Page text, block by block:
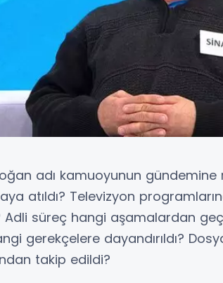
adı kamuoyunun gündemine
atıldı? Televizyon
Adli süreç hangi aşamalardan
gerekçelere dayandırıldı?
takip edildi?